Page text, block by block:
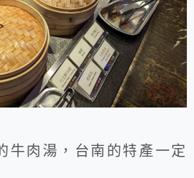
牛肉湯，台南的特產一定